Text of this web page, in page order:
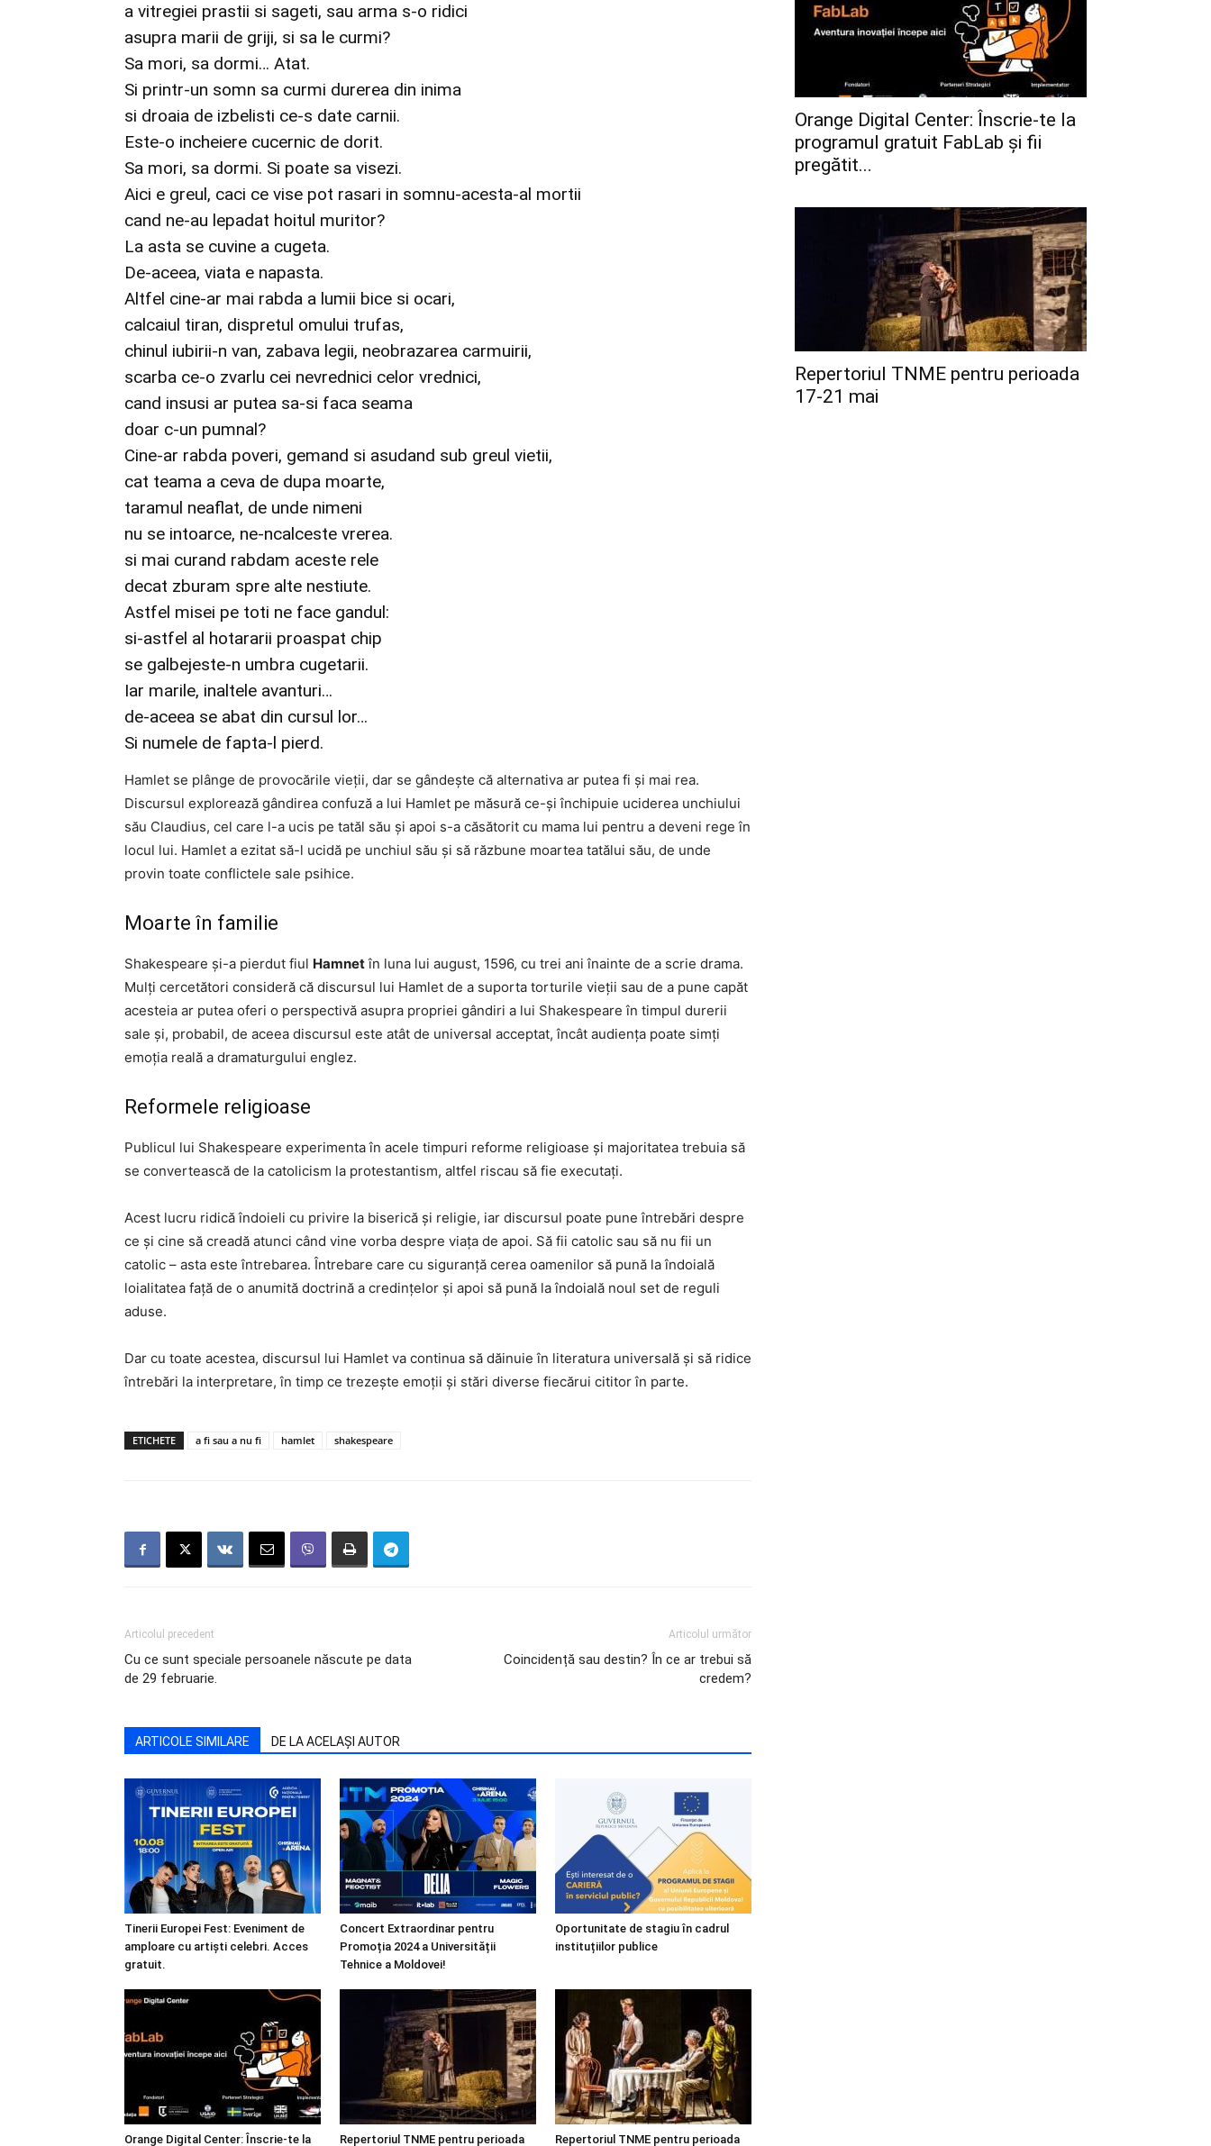
a vitregiei prastii si sageti, sau arma s-o ridici
asupra marii de griji, si sa le curmi?
Sa mori, sa dormi… Atat.
Si printr-un somn sa curmi durerea din inima
si droaia de izbelisti ce-s date carnii.
Este-o incheiere cucernic de dorit.
Sa mori, sa dormi. Si poate sa visezi.
Aici e greul, caci ce vise pot rasari in somnu-acesta-al mortii
cand ne-au lepadat hoitul muritor?
La asta se cuvine a cugeta.
De-aceea, viata e napasta.
Altfel cine-ar mai rabda a lumii bice si ocari,
calcaiul tiran, dispretul omului trufas,
chinul iubirii-n van, zabava legii, neobrazarea carmuirii,
scarba ce-o zvarlu cei nevrednici celor vrednici,
cand insusi ar putea sa-si faca seama
doar c-un pumnal?
Cine-ar rabda poveri, gemand si asudand sub greul vietii,
cat teama a ceva de dupa moarte,
taramul neaflat, de unde nimeni
nu se intoarce, ne-ncalceste vrerea.
si mai curand rabdam aceste rele
decat zburam spre alte nestiute.
Astfel misei pe toti ne face gandul:
si-astfel al hotararii proaspat chip
se galbejeste-n umbra cugetarii.
Iar marile, inaltele avanturi…
de-aceea se abat din cursul lor…
Si numele de fapta-l pierd.
Hamlet se plânge de provocările vieții, dar se gândește că alternativa ar putea fi și mai rea.
Discursul explorează gândirea confuză a lui Hamlet pe măsură ce-și închipuie uciderea unchiului
său Claudius, cel care l-a ucis pe tatăl său și apoi s-a căsătorit cu mama lui pentru a deveni rege în
locul lui. Hamlet a ezitat să-l ucidă pe unchiul său și să răzbune moartea tatălui său, de unde
provin toate conflictele sale psihice.
Moarte în familie
Shakespeare și-a pierdut fiul Hamnetîn luna lui august, 1596, cu trei ani înainte de a scrie drama.
Mulți cercetători consideră că discursul lui Hamlet de a suporta torturile vieții sau de a pune capăt
acesteia ar putea oferi o perspectivă asupra propriei gândiri a lui Shakespeare în timpul durerii
sale și, probabil, de aceea discursul este atât de universal acceptat, încât audiența poate simți
emoția reală a dramaturgului englez.
Reformele religioase
Publicul lui Shakespeare experimenta în acele timpuri reforme religioase și majoritatea trebuia să
se convertească de la catolicism la protestantism, altfel riscau să fie executați.
Acest lucru ridică îndoieli cu privire la biserică și religie, iar discursul poate pune întrebări despre
ce și cine să creadă atunci când vine vorba despre viața de apoi. Să fii catolic sau să nu fii un
catolic – asta este întrebarea. Întrebare care cu siguranță cerea oamenilor să pună la îndoială
loialitatea față de o anumită doctrină a credințelor și apoi să pună la îndoială noul set de reguli
aduse.
Dar cu toate acestea, discursul lui Hamlet va continua să dăinuie în literatura universală și să ridice
întrebări la interpretare, în timp ce trezește emoții și stări diverse fiecărui cititor în parte.
ETICHETE a fi sau a nu fi hamlet shakespeare
Articolul precedent
Cu ce sunt speciale persoanele născute pe data
de 29 februarie.
Articolul următor
Coincidență sau destin? În ce ar trebui să
credem?
ARTICOLE SIMILARE DE LA ACELAȘI AUTOR
Tinerii Europei Fest: Eveniment de
amploare cu artiști celebri. Acces
gratuit.
Concert Extraordinar pentru
Promoția 2024 a Universității
Tehnice a Moldovei!
Oportunitate de stagiu în cadrul
instituțiilor publice
Orange Digital Center: Înscrie-te la Repertoriul TNME pentru perioada Repertoriul TNME pentru perioada
Orange Digital Center: Înscrie-te la
programul gratuit FabLab și fii
pregătit...
Repertoriul TNME pentru perioada
17-21 mai